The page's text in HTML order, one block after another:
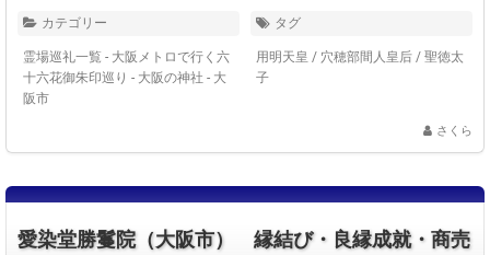
カテゴリー
霊場巡礼一覧 - 大阪メトロで行く六
十六花御朱印巡り - 大阪の神社 - 大
阪市
タグ
用明天皇 / 穴穂部間人皇后 / 聖徳太
子
さくら
愛染堂勝鬘院（大阪市） 縁結び・良縁成就・商売